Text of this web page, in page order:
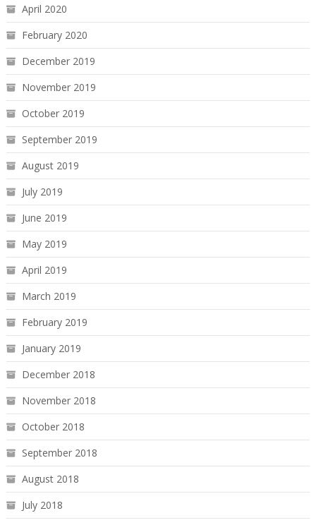
April 2020
February 2020
December 2019
November 2019
October 2019
September 2019
August 2019
July 2019
June 2019
May 2019
April 2019
March 2019
February 2019
January 2019
December 2018
November 2018
October 2018
September 2018
August 2018
July 2018